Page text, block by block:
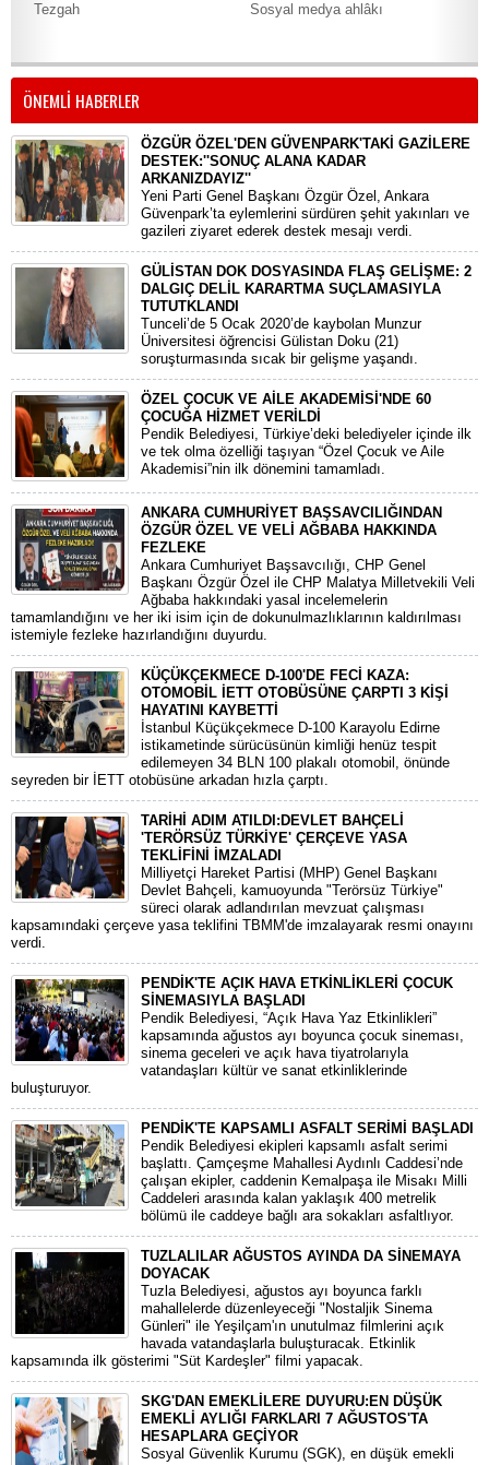
Tezgah Sosyal medya ahlâkı
ÖNEMLİ HABERLER
ÖZGÜR ÖZEL'DEN GÜVENPARK'TAKİ GAZİLERE
DESTEK:''SONUÇ ALANA KADAR
ARKANIZDAYIZ''
​Yeni Parti Genel Başkanı Özgür Özel, Ankara
Güvenpark’ta eylemlerini sürdüren şehit yakınları ve
gazileri ziyaret ederek destek mesajı verdi.
GÜLİSTAN DOK DOSYASINDA FLAŞ GELİŞME: 2
DALGIÇ DELİL KARARTMA SUÇLAMASIYLA
TUTUTKLANDI
​Tunceli’de 5 Ocak 2020’de kaybolan Munzur
Üniversitesi öğrencisi Gülistan Doku (21)
soruşturmasında sıcak bir gelişme yaşandı.
ÖZEL ÇOCUK VE AİLE AKADEMİSİ'NDE 60
ÇOCUĞA HİZMET VERİLDİ
Pendik Belediyesi, Türkiye’deki belediyeler içinde ilk
ve tek olma özelliği taşıyan “Özel Çocuk ve Aile
Akademisi”nin ilk dönemini tamamladı.
ANKARA CUMHURİYET BAŞSAVCILIĞINDAN
ÖZGÜR ÖZEL VE VELİ AĞBABA HAKKINDA
FEZLEKE
​Ankara Cumhuriyet Başsavcılığı, CHP Genel
Başkanı Özgür Özel ile CHP Malatya Milletvekili Veli
Ağbaba hakkındaki yasal incelemelerin
tamamlandığını ve her iki isim için de dokunulmazlıklarının kaldırılması
istemiyle fezleke hazırlandığını duyurdu.
KÜÇÜKÇEKMECE D-100'DE FECİ KAZA:
OTOMOBİL İETT OTOBÜSÜNE ÇARPTI 3 KİŞİ
HAYATINI KAYBETTİ
​İstanbul Küçükçekmece D-100 Karayolu Edirne
istikametinde sürücüsünün kimliği henüz tespit
edilemeyen 34 BLN 100 plakalı otomobil, önünde
seyreden bir İETT otobüsüne arkadan hızla çarptı.
TARİHİ ADIM ATILDI:DEVLET BAHÇELİ
'TERÖRSÜZ TÜRKİYE' ÇERÇEVE YASA
TEKLİFİNİ İMZALADI
​Milliyetçi Hareket Partisi (MHP) Genel Başkanı
Devlet Bahçeli, kamuoyunda "Terörsüz Türkiye"
süreci olarak adlandırılan mevzuat çalışması
kapsamındaki çerçeve yasa teklifini TBMM'de imzalayarak resmi onayını
verdi.
PENDİK'TE AÇIK HAVA ETKİNLİKLERİ ÇOCUK
SİNEMASIYLA BAŞLADI
Pendik Belediyesi, “Açık Hava Yaz Etkinlikleri”
kapsamında ağustos ayı boyunca çocuk sineması,
sinema geceleri ve açık hava tiyatrolarıyla
vatandaşları kültür ve sanat etkinliklerinde
buluşturuyor.
PENDİK'TE KAPSAMLI ASFALT SERİMİ BAŞLADI
Pendik Belediyesi ekipleri kapsamlı asfalt serimi
başlattı. Çamçeşme Mahallesi Aydınlı Caddesi’nde
çalışan ekipler, caddenin Kemalpaşa ile Misakı Milli
Caddeleri arasında kalan yaklaşık 400 metrelik
bölümü ile caddeye bağlı ara sokakları asfaltlıyor.
TUZLALILAR AĞUSTOS AYINDA DA SİNEMAYA
DOYACAK
Tuzla Belediyesi, ağustos ayı boyunca farklı
mahallelerde düzenleyeceği "Nostaljik Sinema
Günleri" ile Yeşilçam'ın unutulmaz filmlerini açık
havada vatandaşlarla buluşturacak. Etkinlik
kapsamında ilk gösterimi "Süt Kardeşler" filmi yapacak.
SKG'DAN EMEKLİLERE DUYURU:EN DÜŞÜK
EMEKLİ AYLIĞI FARKLARI 7 AĞUSTOS'TA
HESAPLARA GEÇİYOR
​Sosyal Güvenlik Kurumu (SGK), en düşük emekli